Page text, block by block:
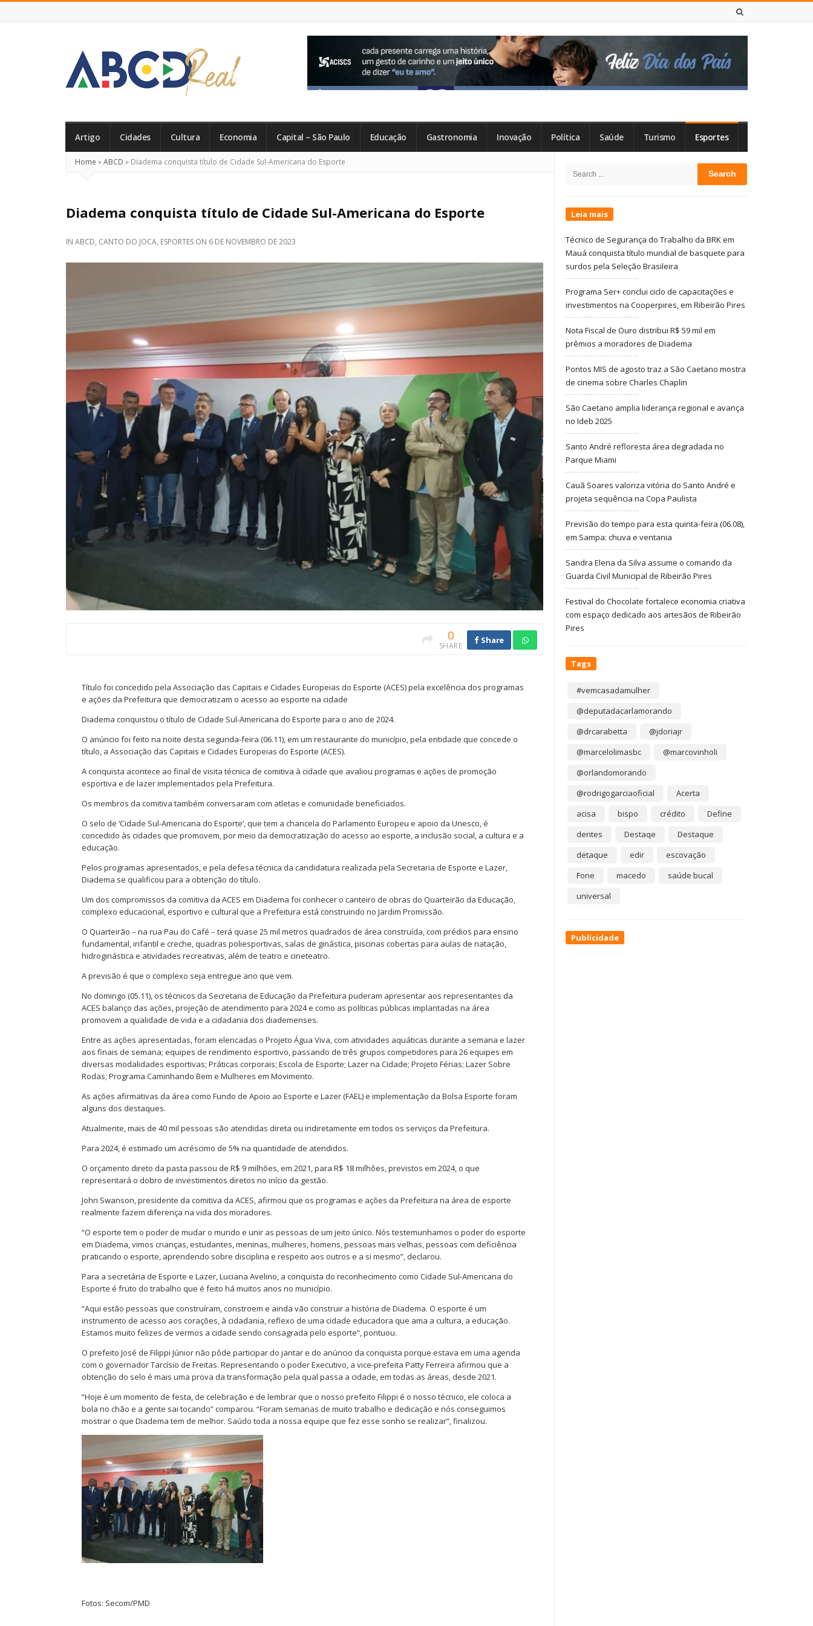
Real
Artigo Cidades Cultura Economia Capital – São Paulo Educação Gastronomia Inovação Política Saúde Turismo Esportes
Home »ABCD » Diadema conquista título de Cidade Sul-Americana do Esporte
Diadema conquista título de Cidade Sul-Americana do Esporte
IN ABCD, CANTO DO JOCA, ESPORTES ON 6 DE NOVEMBRO DE 2023
0
SHARE
Share
Título foi concedido pela Associação das Capitais e Cidades Europeias do Esporte (ACES) pela excelência dos programas
e ações da Prefeitura que democratizam o acesso ao esporte na cidade
Diadema conquistou o título de Cidade Sul-Americana do Esporte para o ano de 2024.
O anúncio foi feito na noite desta segunda-feira (06.11), em um restaurante do município, pela entidade que concede o
título, a Associação das Capitais e Cidades Europeias do Esporte (ACES).
A conquista acontece ao final de visita técnica de comitiva à cidade que avaliou programas e ações de promoção
esportiva e de lazer implementados pela Prefeitura.
Os membros da comitiva também conversaram com atletas e comunidade beneficiados.
O selo de ‘Cidade Sul-Americana do Esporte’, que tem a chancela do Parlamento Europeu e apoio da Unesco, é
concedido às cidades que promovem, por meio da democratização do acesso ao esporte, a inclusão social, a cultura e a
educação.
Pelos programas apresentados, e pela defesa técnica da candidatura realizada pela Secretaria de Esporte e Lazer,
Diadema se qualificou para a obtenção do título.
Um dos compromissos da comitiva da ACES em Diadema foi conhecer o canteiro de obras do Quarteirão da Educação,
complexo educacional, esportivo e cultural que a Prefeitura está construindo no Jardim Promissão.
O Quarteirão – na rua Pau do Café – terá quase 25 mil metros quadrados de área construída, com prédios para ensino
fundamental, infantil e creche, quadras poliesportivas, salas de ginástica, piscinas cobertas para aulas de natação,
hidroginástica e atividades recreativas, além de teatro e cineteatro.
A previsão é que o complexo seja entregue ano que vem.
No domingo (05.11), os técnicos da Secretaria de Educação da Prefeitura puderam apresentar aos representantes da
ACES balanço das ações, projeção de atendimento para 2024 e como as políticas públicas implantadas na área
promovem a qualidade de vida e a cidadania dos diademenses.
Entre as ações apresentadas, foram elencadas o Projeto Água Viva, com atividades aquáticas durante a semana e lazer
aos finais de semana; equipes de rendimento esportivo, passando de três grupos competidores para 26 equipes em
diversas modalidades esportivas; Práticas corporais; Escola de Esporte; Lazer na Cidade; Projeto Férias; Lazer Sobre
Rodas; Programa Caminhando Bem e Mulheres em Movimento.
As ações afirmativas da área como Fundo de Apoio ao Esporte e Lazer (FAEL) e implementação da Bolsa Esporte foram
alguns dos destaques.
Atualmente, mais de 40 mil pessoas são atendidas direta ou indiretamente em todos os serviços da Prefeitura.
Para 2024, é estimado um acréscimo de 5% na quantidade de atendidos.
O orçamento direto da pasta passou de R$ 9 milhões, em 2021, para R$ 18 milhões, previstos em 2024, o que
representará o dobro de investimentos diretos no início da gestão.
John Swanson, presidente da comitiva da ACES, afirmou que os programas e ações da Prefeitura na área de esporte
realmente fazem diferença na vida dos moradores.
“O esporte tem o poder de mudar o mundo e unir as pessoas de um jeito único. Nós testemunhamos o poder do esporte
em Diadema, vimos crianças, estudantes, meninas, mulheres, homens, pessoas mais velhas, pessoas com deficiência
praticando o esporte, aprendendo sobre disciplina e respeito aos outros e a si mesmo”, declarou.
Para a secretária de Esporte e Lazer, Luciana Avelino, a conquista do reconhecimento como Cidade Sul-Americana do
Esporte é fruto do trabalho que é feito há muitos anos no município.
“Aqui estão pessoas que construíram, constroem e ainda vão construir a história de Diadema. O esporte é um
instrumento de acesso aos corações, à cidadania, reflexo de uma cidade educadora que ama a cultura, a educação.
Estamos muito felizes de vermos a cidade sendo consagrada pelo esporte”, pontuou.
O prefeito José de Filippi Júnior não pôde participar do jantar e do anúncio da conquista porque estava em uma agenda
com o governador Tarcísio de Freitas. Representando o poder Executivo, a vice-prefeita Patty Ferreira afirmou que a
obtenção do selo é mais uma prova da transformação pela qual passa a cidade, em todas as áreas, desde 2021.
“Hoje é um momento de festa, de celebração e de lembrar que o nosso prefeito Filippi é o nosso técnico, ele coloca a
bola no chão e a gente sai tocando” comparou. “Foram semanas de muito trabalho e dedicação e nós conseguimos
mostrar o que Diadema tem de melhor. Saúdo toda a nossa equipe que fez esse sonho se realizar”, finalizou.
Fotos: Secom/PMD
Sidebar
Search
Leia mais
Técnico de Segurança do Trabalho da BRK em
Mauá conquista título mundial de basquete para
surdos pela Seleção Brasileira
Programa Ser+ conclui ciclo de capacitações e
investimentos na Cooperpires, em Ribeirão Pires
Nota Fiscal de Ouro distribui R$ 59 mil em
prêmios a moradores de Diadema
Pontos MIS de agosto traz a São Caetano mostra
de cinema sobre Charles Chaplin
São Caetano amplia liderança regional e avança
no Ideb 2025
Santo André refloresta área degradada no
Parque Miami
Cauã Soares valoriza vitória do Santo André e
projeta sequência na Copa Paulista
Previsão do tempo para esta quinta-feira (06.08),
em Sampa: chuva e ventania
Sandra Elena da Silva assume o comando da
Guarda Civil Municipal de Ribeirão Pires
Festival do Chocolate fortalece economia criativa
com espaço dedicado aos artesãos de Ribeirão
Pires
Tags
#vemcasadamulher
@deputadacarlamorando
@drcarabetta
@jdoriajr
@marcelolimasbc
@marcovinholi
@orlandomorando
@rodrigogarciaoficial
Acerta
acisa
bispo crédito
Define
dentes
Destaqe
Destaque
detaque
edir
escovação
Fone
macedo
saúde bucal
universal
Publicidade